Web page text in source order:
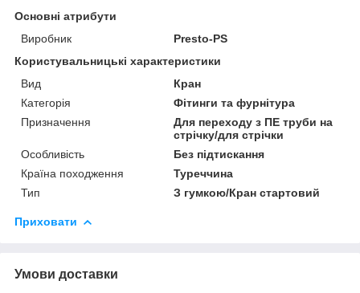
Основні атрибути
Виробник
Presto-PS
Користувальницькі характеристики
Вид
Кран
Категорія
Фітинги та фурнітура
Призначення
Для переходу з ПЕ труби на
стрічку/для стрічки
Особливість
Без підтискання
Країна походження
Туреччина
Тип
З гумкою/Кран стартовий
Приховати
Умови доставки